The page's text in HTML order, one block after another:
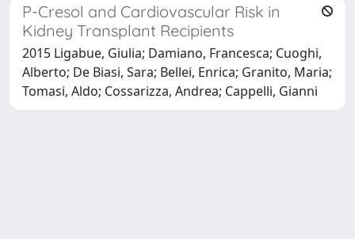
P-Cresol and Cardiovascular Risk in
Kidney Transplant Recipients
2015 Ligabue, Giulia; Damiano, Francesca; Cuoghi,
Alberto; De Biasi, Sara; Bellei, Enrica; Granito, Maria;
Tomasi, Aldo; Cossarizza, Andrea; Cappelli, Gianni